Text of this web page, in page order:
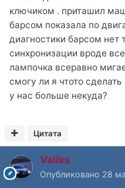
ключиком . приташил
барсом показала по
диагностики барсом нет
синхронизации вроде
лампочка всеравно
смогу ли я чтото
у нас больше некуда?
Цитата
Valiks
Опубликовано 28